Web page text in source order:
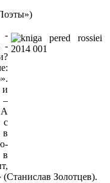
-
-
и
А
с
в
Золотцев).